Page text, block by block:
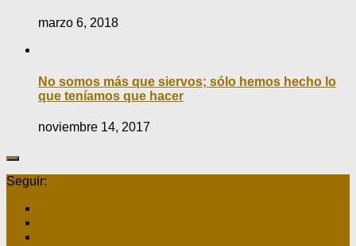
marzo 6, 2018
No somos más que siervos; sólo hemos hecho lo
que teníamos que hacer
noviembre 14, 2017
Seguir: